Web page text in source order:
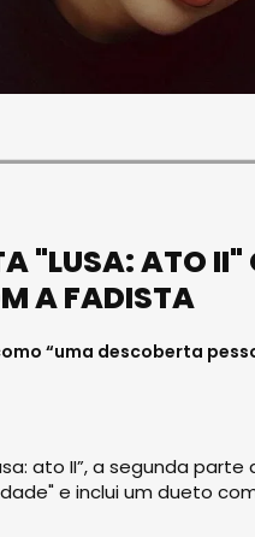
"LUSA: ATO II"
A FADISTA
“uma descoberta
ato II”, a segunda
e inclui um dueto